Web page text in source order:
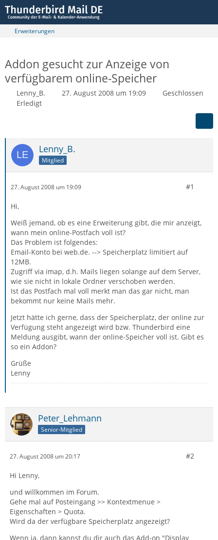
Erweiterungen
Addon gesucht zur Anzeige von
verfügbarem online-Speicher
Lenny_B. 27. August 2008 um 19:09
Geschlossen
Erledigt
Lenny_B.
Mitglied
27. August 2008 um 19:09 #1
Hi,
Weiß jemand, ob es eine Erweiterung gibt, die mir anzeigt,
wann mein online-Postfach voll ist?
Das Problem ist folgendes:
Email-Konto bei web.de. --> Speicherplatz limitiert auf
12MB.
Zugriff via imap, d.h. Mails liegen solange auf dem Server,
wie sie nicht in lokale Ordner verschoben werden.
Ist das Postfach mal voll merkt man das gar nicht, man
bekommt nur keine Mails mehr.
Jetzt hätte ich gerne, dass der Speicherplatz, der online zur
Verfügung steht angezeigt wird bzw. Thunderbird eine
Meldung ausgibt, wann der online-Speicher voll ist. Gibt es
so ein Addon?
Grüße
Lenny
Peter_Lehmann
Senior-Mitglied
27. August 2008 um 20:17 #2
Hi Lenny,
und willkommen im Forum.
Gehe mal auf Posteingang >> Kontextmenue >
Eigenschaften > Quota.
Wird da der verfügbare Speicherplatz angezeigt?
Wenn ja, dann kannst du dir auch das Add-on "Display